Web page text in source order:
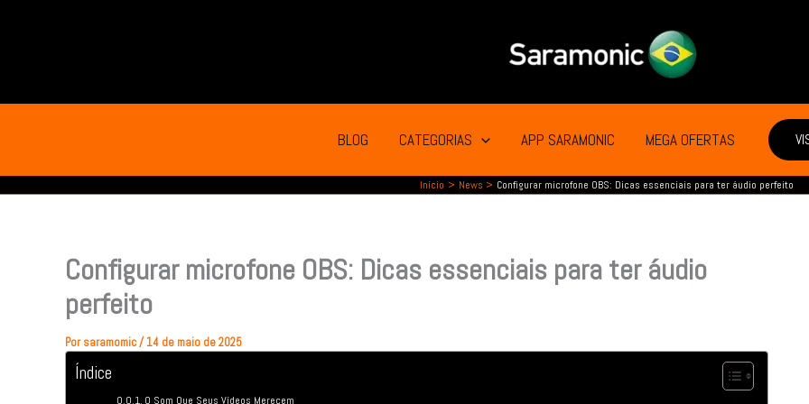
BLOG CATEGORIAS APP SARAMONIC MEGA OFERTAS
Início News Configurar microfone OBS: Dicas essenciais para ter áudio perfeito
Configurar microfone OBS: Dicas essenciais para ter áudio
perfeito
Porsaramomic/14 de maio de 2025
Índice
O Som Que Seus Vídeos Merecem